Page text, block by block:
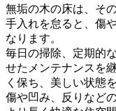
無垢の木の床は、そ
手入れを怠ると、傷
なります。
毎日の掃除、定期的
せたメンテナンスを
く保ち、美しい状態
傷や凹み、反りなど